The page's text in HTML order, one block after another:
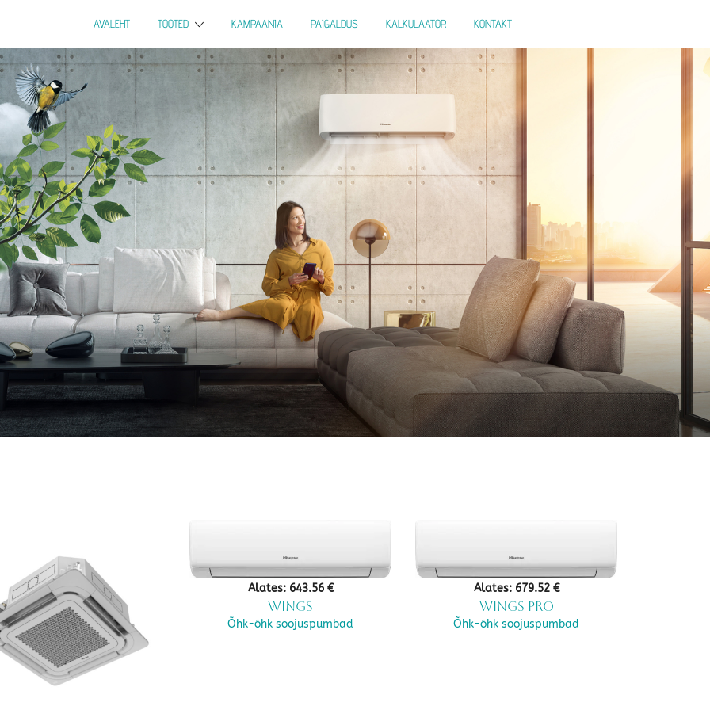
AVALEHT TOOTED KAMPAANIA PAIGALDUS KALKULAATOR KONTAKT
Alates: 643.56 €
Wings
Õhk-õhk soojuspumbad
Alates: 679.52 €
Wings PRO
Õhk-õhk soojuspumbad